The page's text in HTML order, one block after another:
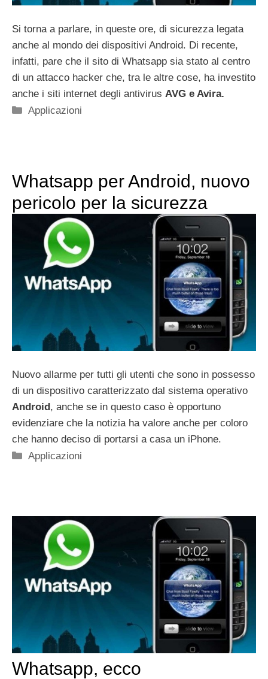
Si torna a parlare, in queste ore, di sicurezza legata
anche al mondo dei dispositivi Android. Di recente,
infatti, pare che il sito di Whatsapp sia stato al centro
di un attacco hacker che, tra le altre cose, ha investito
anche i siti internet degli antivirus AVG e Avira.
Categorie
Applicazioni
Whatsapp per Android, nuovo
pericolo per la sicurezza
Nuovo allarme per tutti gli utenti che sono in possesso
di un dispositivo caratterizzato dal sistema operativo
Android, anche se in questo caso è opportuno
evidenziare che la notizia ha valore anche per coloro
che hanno deciso di portarsi a casa un iPhone.
Categorie
Applicazioni
Whatsapp, ecco